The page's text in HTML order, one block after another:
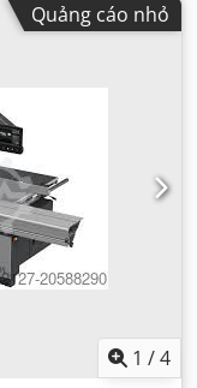
Quảng cáo nhỏ
1 /4